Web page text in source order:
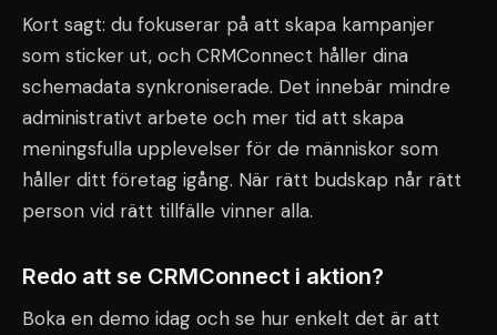
Kort sagt: du fokuserar på att skapa kampanjer
som sticker ut, och CRMConnect håller dina
schemadata synkroniserade. Det innebär mindre
administrativt arbete och mer tid att skapa
meningsfulla upplevelser för de människor som
håller ditt företag igång. När rätt budskap når rätt
person vid rätt tillfälle vinner alla.
Redo att se CRMConnect i aktion?
Boka en demo idag och se hur enkelt det är att